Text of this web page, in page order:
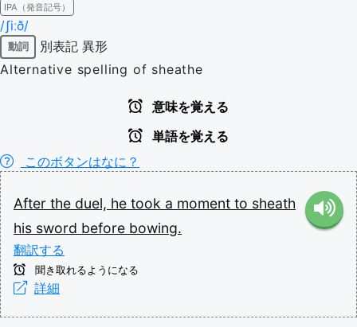
IPA（発音記号）
/ʃiːð/
動詞 別表記 異形
Alternative spelling of sheathe
意味を覚える
単語を覚える
このボタンはなに？
After the duel, he took a moment to sheath
his sword before bowing.
翻訳する
聞き取れるようになる
詳細